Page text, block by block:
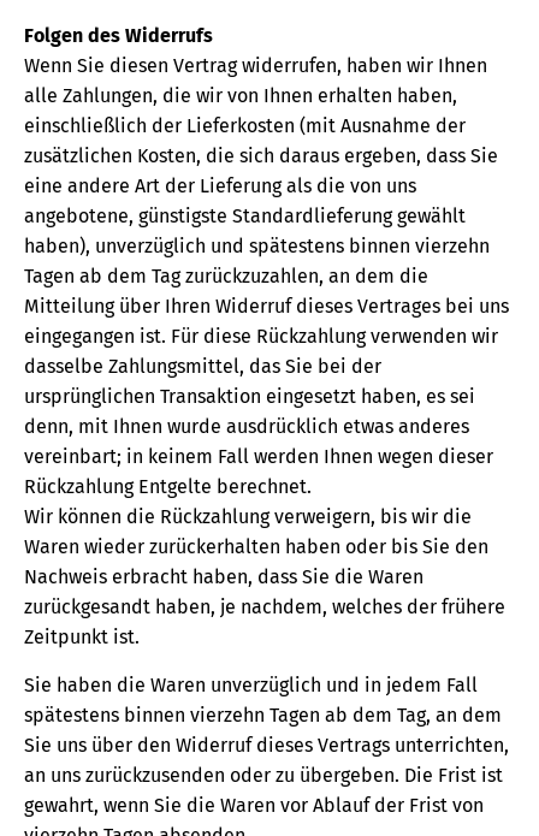
Folgen des Widerrufs
Wenn Sie diesen Vertrag widerrufen, haben wir Ihnen
alle Zahlungen, die wir von Ihnen erhalten haben,
einschließlich der Lieferkosten (mit Ausnahme der
zusätzlichen Kosten, die sich daraus ergeben, dass Sie
eine andere Art der Lieferung als die von uns
angebotene, günstigste Standardlieferung gewählt
haben), unverzüglich und spätestens binnen vierzehn
Tagen ab dem Tag zurückzuzahlen, an dem die
Mitteilung über Ihren Widerruf dieses Vertrages bei uns
eingegangen ist. Für diese Rückzahlung verwenden wir
dasselbe Zahlungsmittel, das Sie bei der
ursprünglichen Transaktion eingesetzt haben, es sei
denn, mit Ihnen wurde ausdrücklich etwas anderes
vereinbart; in keinem Fall werden Ihnen wegen dieser
Rückzahlung Entgelte berechnet.
Wir können die Rückzahlung verweigern, bis wir die
Waren wieder zurückerhalten haben oder bis Sie den
Nachweis erbracht haben, dass Sie die Waren
zurückgesandt haben, je nachdem, welches der frühere
Zeitpunkt ist.
Sie haben die Waren unverzüglich und in jedem Fall
spätestens binnen vierzehn Tagen ab dem Tag, an dem
Sie uns über den Widerruf dieses Vertrags unterrichten,
an uns zurückzusenden oder zu übergeben. Die Frist ist
gewahrt, wenn Sie die Waren vor Ablauf der Frist von